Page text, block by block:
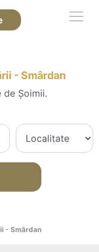
- Smârdan
de Șoimii.
- Smârdan